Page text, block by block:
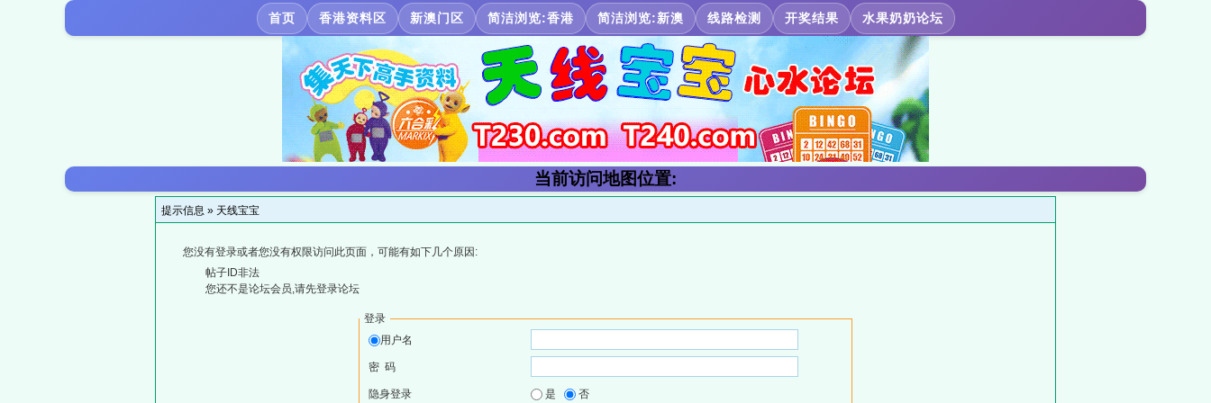
首页 香港资料区 新澳门区 简洁浏览:香港 简洁浏览:新澳 线路检测 开奖结果 水果奶奶论坛
当前访问地图位置:
提示信息 » 天线宝宝
您没有登录或者您没有权限访问此页面，可能有如下几个原因:
帖子ID非法
您还不是论坛会员,请先登录论坛
登录
用户名
密 码
隐身登录 是 否